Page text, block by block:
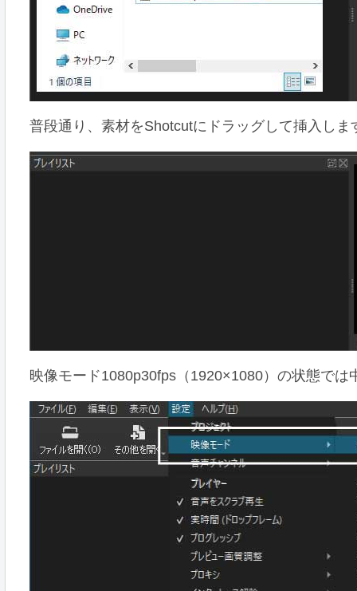
普段通り、素材をShotcutにドラッグして挿入しま
映像モード1080p30fps（1920×1080）の状態で